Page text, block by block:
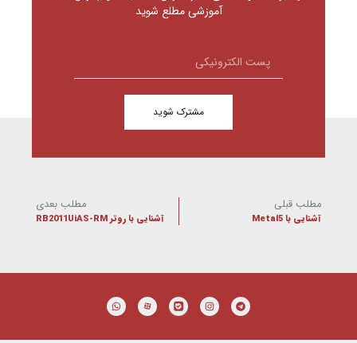
آموزشی مطلع شوید
مشترک شوید
مطلب قبلی
آشنایی با Metal5
مطلب بعدی
آشنایی با روتر RB2011UiAS-RM